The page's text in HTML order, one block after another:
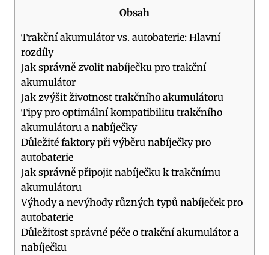
Obsah
Trakční akumulátor vs. autobaterie: Hlavní
rozdíly
Jak správně zvolit nabíječku pro trakční
akumulátor
Jak zvýšit životnost trakčního akumulátoru
Tipy pro optimální kompatibilitu trakčního
akumulátoru a nabíječky
Důležité faktory při výběru nabíječky pro
autobaterie
Jak správně připojit nabíječku k trakčnímu
akumulátoru
Výhody a nevýhody různých typů nabíječek pro
autobaterie
Důležitost správné péče o trakční akumulátor a
nabíječku